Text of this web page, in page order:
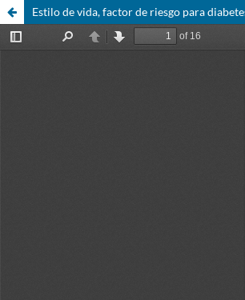
Estilo de vida, factor de riesgo para